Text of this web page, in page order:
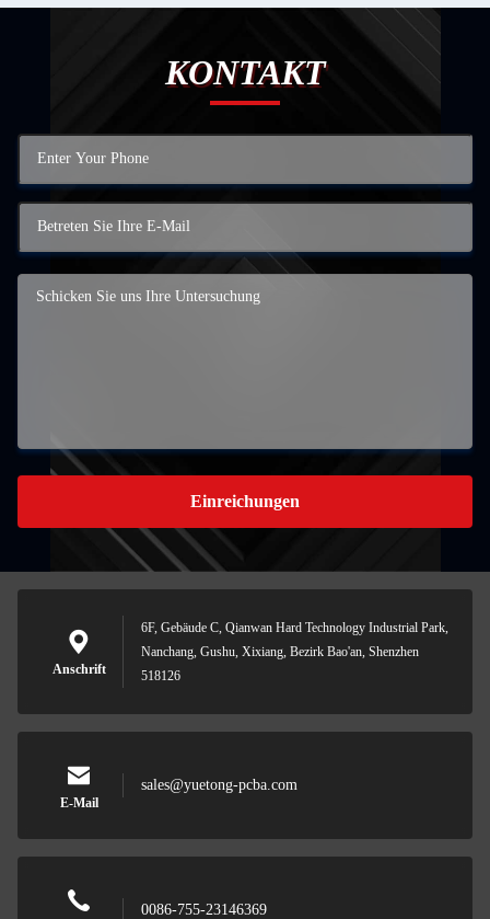
KONTAKT
Einreichungen
Anschrift
6F, Gebäude C, Qianwan Hard Technology Industrial Park,
Nanchang, Gushu, Xixiang, Bezirk Bao'an, Shenzhen
518126
E-Mail
sales@yuetong-pcba.com
0086-755-23146369